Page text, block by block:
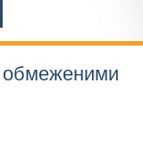
обмеженими